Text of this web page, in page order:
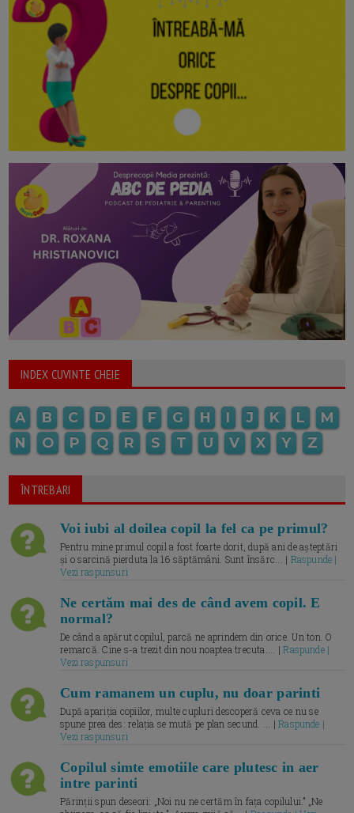
INDEX CUVINTE CHEIE
A B C D E F G H I J K L
M
N
O P Q R S T U V X Y Z
ÎNTREBARI
Voi iubi al doilea copil la fel ca pe primul?
Pentru mine primul copil a fost foarte dorit, după ani de așteptări
și o sarcină pierduta la 16 săptămâni. Sunt însărc... | Raspunde |
Vezi raspunsuri
Ne certăm mai des de când avem copil. E
normal?
De când a apărut copilul, parcă ne aprindem din orice. Un ton. O
remarcă. Cine s-a trezit din nou noaptea trecuta.... |Raspunde |
Vezi raspunsuri
Cum ramanem un cuplu, nu doar parinti
După apariția copiilor, multe cupluri descoperă ceva ce nu se
spune prea des: relația se mută pe plan secund. ... |Raspunde |
Vezi raspunsuri
Copilul simte emotiile care plutesc in aer
intre parinti
Părinții spun deseori: „Noi nu ne certăm în fața copilului.” „Ne